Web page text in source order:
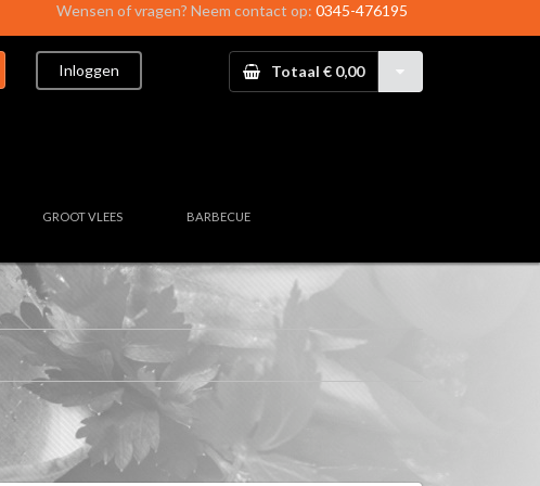
Wensen of vragen? Neem contact op: 0345-476195
Inloggen Totaal € 0,00
GROOT VLEES BARBECUE